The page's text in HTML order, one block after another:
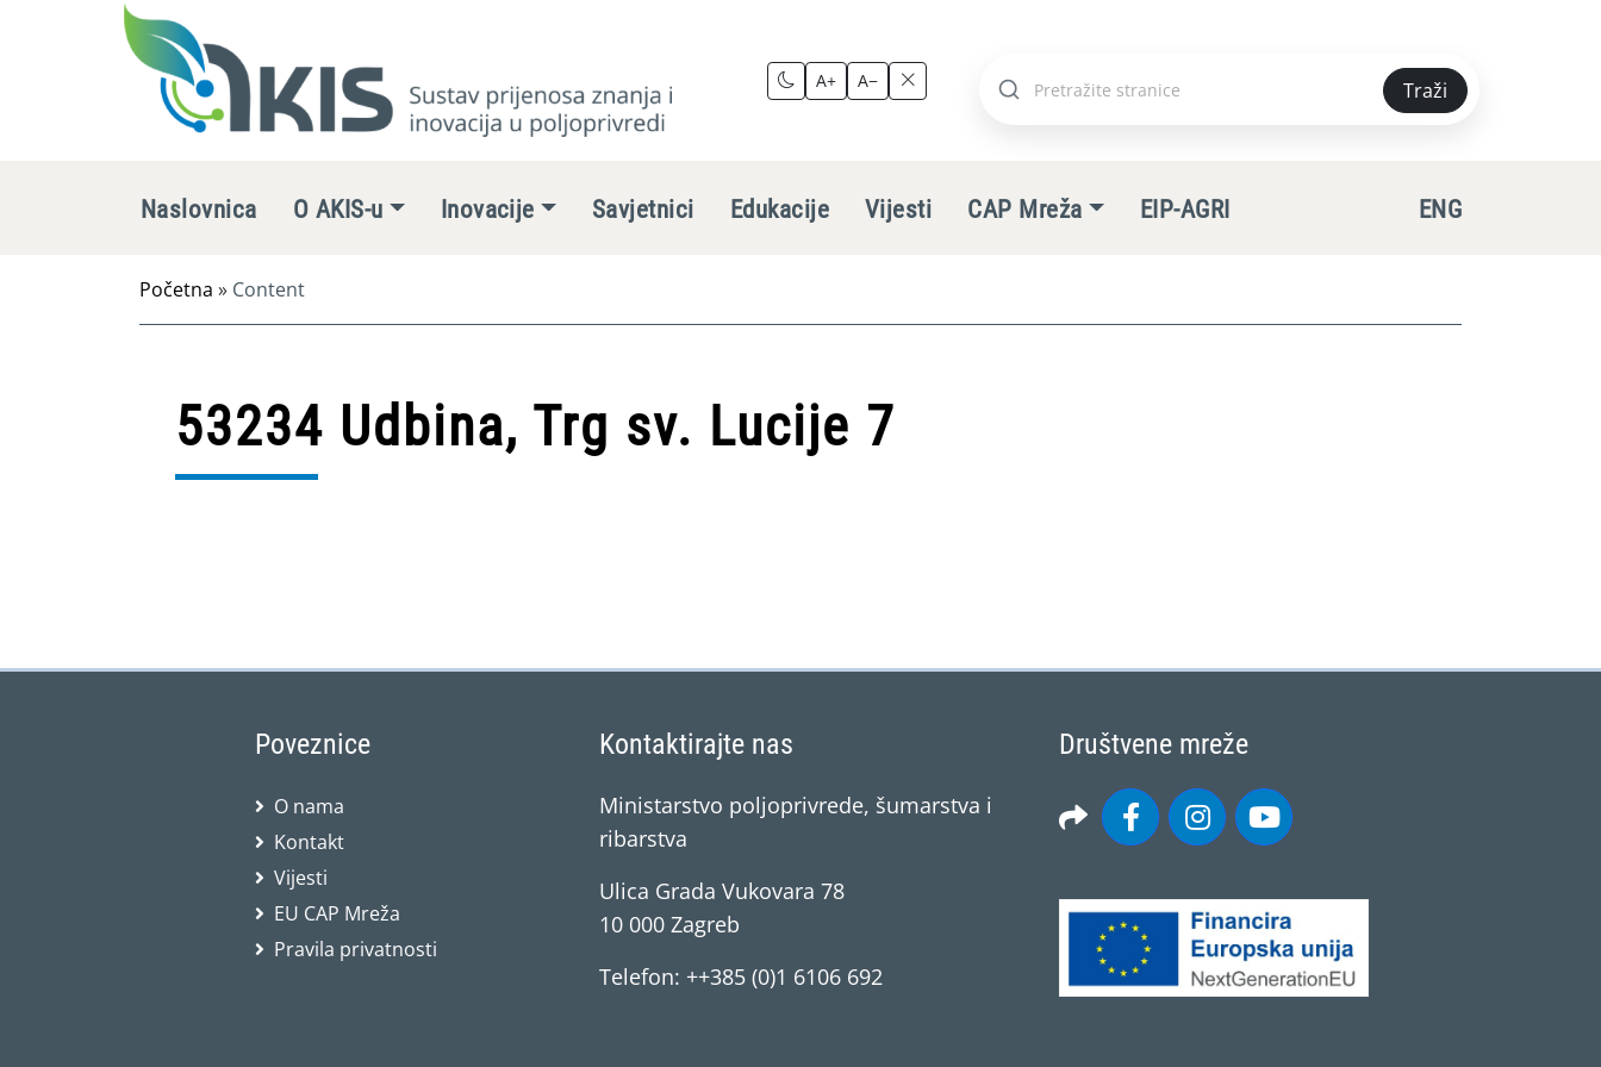
A+ A−
Pretraži
Traži
Naslovnica O AKIS-u Inovacije Savjetnici Edukacije Vijesti CAP Mreža EIP-AGRI ENG
Početna » Content
53234 Udbina, Trg sv. Lucije 7
Poveznice
O nama
Kontakt
Vijesti
EU CAP Mreža
Pravila privatnosti
Kontaktirajte nas
Ministarstvo poljoprivrede, šumarstva i
ribarstva
Ulica Grada Vukovara 78
10 000 Zagreb
Telefon: ++385 (0)1 6106 692
Društvene mreže